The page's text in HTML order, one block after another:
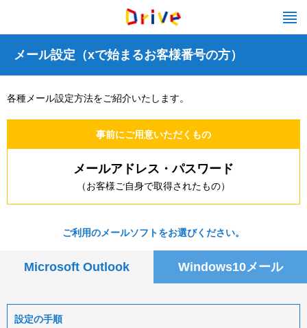
メール設定（xで始まるお客様番号の方）
各種メール設定方法をご紹介いたします。
事前にご用意いただくもの
メールアドレス・パスワード
（お客様ご自身で取得されたもの）
ご利用のメールソフトをお選びください。
Microsoft Outlook Windows10メール
設定の手順